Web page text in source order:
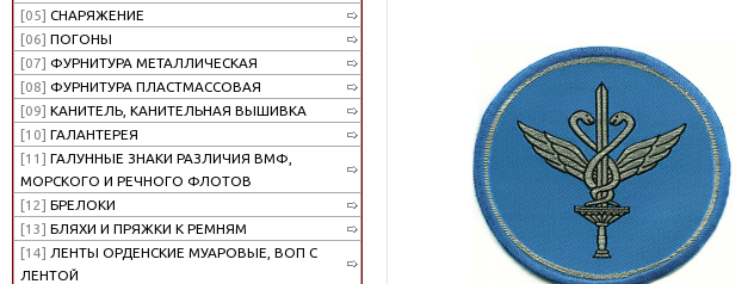
[05] СНАРЯЖЕНИЕ
[06] ПОГОНЫ
[07] ФУРНИТУРА МЕТАЛЛИЧЕСКАЯ
[08] ФУРНИТУРА ПЛАСТМАССОВАЯ
[09] КАНИТЕЛЬ, КАНИТЕЛЬНАЯ ВЫШИВКА
[10] ГАЛАНТЕРЕЯ
[11] ГАЛУННЫЕ ЗНАКИ РАЗЛИЧИЯ ВМФ,
МОРСКОГО И РЕЧНОГО ФЛОТОВ
[12] БРЕЛОКИ
[13] БЛЯХИ И ПРЯЖКИ К РЕМНЯМ
[14] ЛЕНТЫ ОРДЕНСКИЕ МУАРОВЫЕ, ВОП С
ЛЕНТОЙ